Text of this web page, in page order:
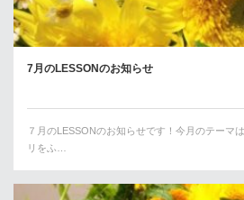
7月のLESSONのお知らせ
７月のLESSONのお知らせです！今月のテーマ
リをふ…